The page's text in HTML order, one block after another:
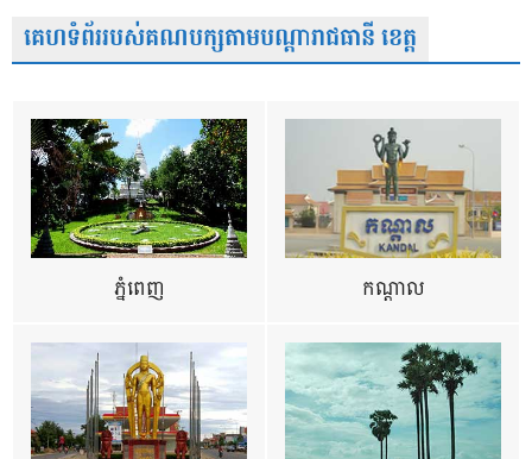
គេហទំព័ររបស់គណបក្សតាមបណ្តារាជធានី ខេត្ត
ភ្នំពេញ កណ្តាល